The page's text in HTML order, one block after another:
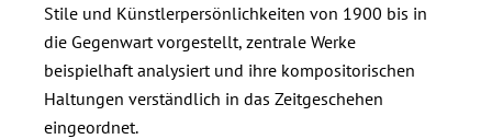
Stile und Künstlerpersönlichkeiten von 1900 bis in
die Gegenwart vorgestellt, zentrale Werke
beispielhaft analysiert und ihre kompositorischen
Haltungen verständlich in das Zeitgeschehen
eingeordnet.